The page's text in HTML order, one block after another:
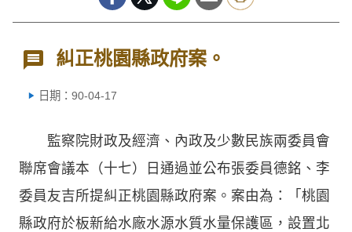
糾正桃園縣政府案。
日期：90-04-17
監察院財政及經濟、內政及少數民族兩委員會
聯席會議本（十七）日通過並公布張委員德銘、李
委員友吉所提糾正桃園縣政府案。案由為：「桃園
縣政府於板新給水廠水源水質水量保護區，設置北